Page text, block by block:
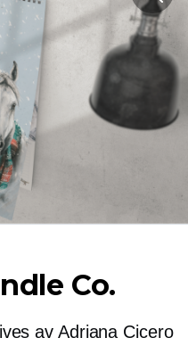
Co.
av Adriana Cicero